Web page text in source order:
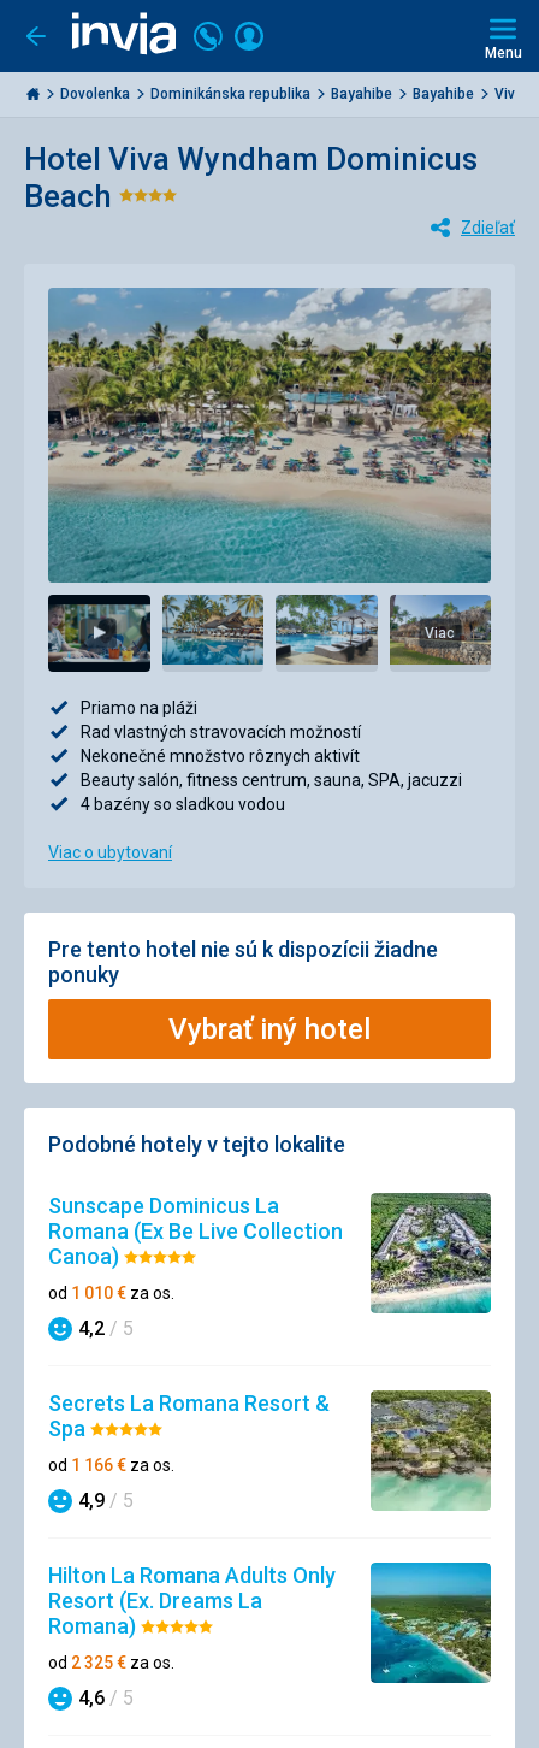
Ísť
späť
Invia.sk
Volajte
+421
2
3221
Prihlásiť
Menu
Dovolenka Dominikánska republika Bayahibe Bayahibe Viva
Hotel Viva Wyndham Dominicus
Beach Hodnotenie:
Zdieľať
Viac
Priamo na pláži
Rad vlastných stravovacích možností
Nekonečné množstvo rôznych aktivít
Beauty salón, fitness centrum, sauna, SPA, jacuzzi
4 bazény so sladkou vodou
Viac o ubytovaní
Pre tento hotel nie sú k dispozícii žiadne
ponuky
Vybrať iný hotel
Podobné hotely v tejto lokalite
Sunscape Dominicus La
Romana (Ex Be Live Collection
Canoa)Hodnotenie:
5/5
od 1 010€ za os.
Hodnotenie
4,2 / 5
Secrets La Romana Resort &
Spa Hodnotenie:
5/5
od 1 166€ za os.
Hodnotenie
4,9 / 5
Hilton La Romana Adults Only
Resort (Ex. Dreams La
Romana)Hodnotenie:
5/5
od 2 325€ za os.
Hodnotenie
4,6 / 5